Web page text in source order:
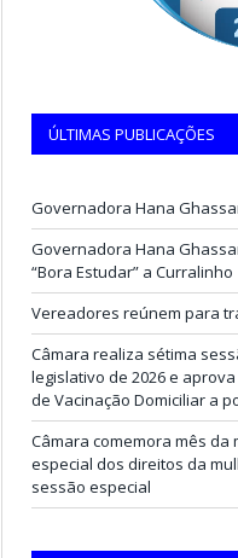
ÚLTIMAS PUBLICAÇÕES
Governadora Hana
Governadora Hana
“Bora Estudar” a Curralinho
Vereadores reúnem para
Câmara realiza sétima
legislativo de 2026 e
de Vacinação Domiciliar a
Câmara comemora mês da
especial dos direitos da
sessão especial